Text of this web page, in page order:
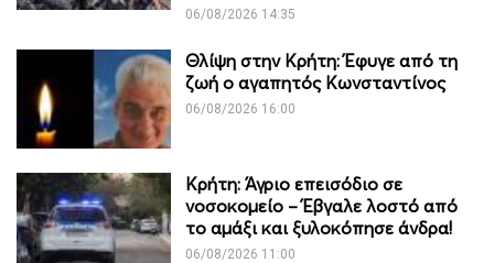
06/08/2026 14:35
Θλίψη στην Κρήτη: Έφυγε από τη
ζωή ο αγαπητός Κωνσταντίνος
06/08/2026 16:00
Κρήτη: Άγριο επεισόδιο σε
νοσοκομείο – Έβγαλε λοστό από
το αμάξι και ξυλοκόπησε άνδρα!
06/08/2026 11:00